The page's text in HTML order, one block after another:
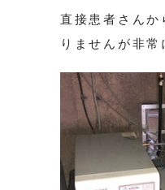
直接患者さんか
りませんが非常